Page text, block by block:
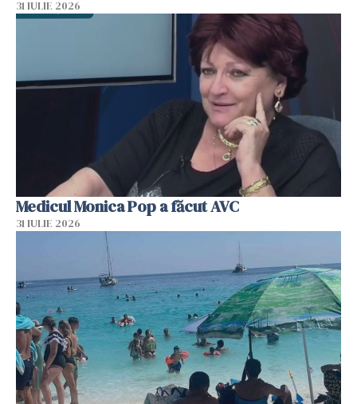
31 IULIE 2026
Medicul Monica Pop a făcut AVC
31 IULIE 2026